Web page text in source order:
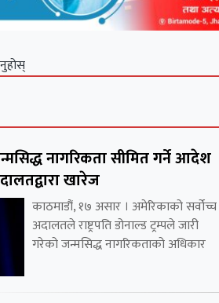
नागरिकता सीमित गर्ने आदेश
खारेज
काठमाडौं, १७ असार । अमेरिकाको सर्वोच्च
अदालतले राष्ट्रपति डोनाल्ड ट्रम्पले जारी
गरेको जन्मसिद्ध नागरिकताको अधिकार